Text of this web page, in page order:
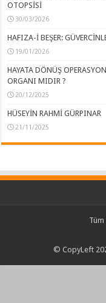
OTOPSİSİ
30/03/2026
HAFIZA-İ BEŞER:
19/01/2026
HAYATA DÖNÜŞ
ORGANI MIDIR ?
20/12/2025
HÜSEYİN RAHMİ GÜRPINAR
21/11/2025
Tüm
© CopyLeft